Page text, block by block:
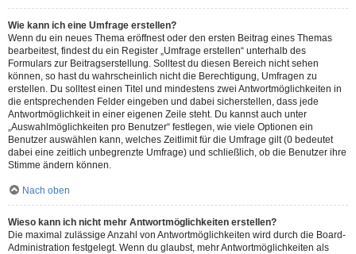
Wie kann ich eine Umfrage erstellen?
Wenn du ein neues Thema eröffnest oder den ersten Beitrag eines Themas
bearbeitest, findest du ein Register „Umfrage erstellen“ unterhalb des
Formulars zur Beitragserstellung. Solltest du diesen Bereich nicht sehen
können, so hast du wahrscheinlich nicht die Berechtigung, Umfragen zu
erstellen. Du solltest einen Titel und mindestens zwei Antwortmöglichkeiten in
die entsprechenden Felder eingeben und dabei sicherstellen, dass jede
Antwortmöglichkeit in einer eigenen Zeile steht. Du kannst auch unter
„Auswahlmöglichkeiten pro Benutzer“ festlegen, wie viele Optionen ein
Benutzer auswählen kann, welches Zeitlimit für die Umfrage gilt (0 bedeutet
dabei eine zeitlich unbegrenzte Umfrage) und schließlich, ob die Benutzer ihre
Stimme ändern können.
Nach oben
Wieso kann ich nicht mehr Antwortmöglichkeiten erstellen?
Die maximal zulässige Anzahl von Antwortmöglichkeiten wird durch die Board-
Administration festgelegt. Wenn du glaubst, mehr Antwortmöglichkeiten als